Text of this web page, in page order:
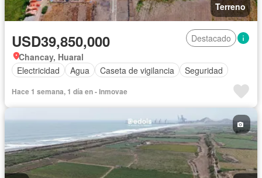
Terreno
USD39,850,000
Destacado
Chancay, Huaral
Electricidad
Agua Caseta de vigilancia Seguridad
Hace 1 semana, 1 día en - Inmovae